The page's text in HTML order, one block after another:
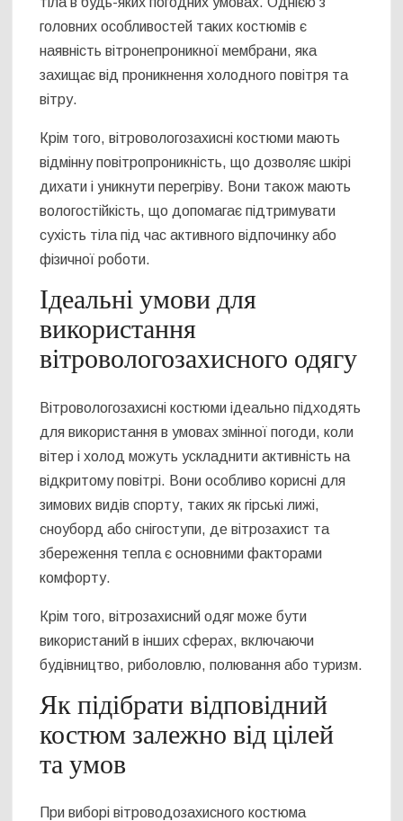
головних особливостей таких костюмів є
наявність вітронепроникної мембрани, яка
захищає від проникнення холодного повітря та
вітру.
Крім того, вітровологозахисні костюми мають
відмінну повітропроникність, що дозволяє шкірі
дихати і уникнути перегріву. Вони також мають
вологостійкість, що допомагає підтримувати
сухість тіла під час активного відпочинку або
фізичної роботи.
Ідеальні умови для
використання
вітровологозахисного одягу
Вітровологозахисні костюми ідеально підходять
для використання в умовах змінної погоди, коли
вітер і холод можуть ускладнити активність на
відкритому повітрі. Вони особливо корисні для
зимових видів спорту, таких як гірські лижі,
сноуборд або снігоступи, де вітрозахист та
збереження тепла є основними факторами
комфорту.
Крім того, вітрозахисний одяг може бути
використаний в інших сферах, включаючи
будівництво, риболовлю, полювання або туризм.
Як підібрати відповідний
костюм залежно від цілей
та умов
При виборі вітроводозахисного костюма